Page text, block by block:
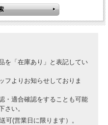
を「在庫あり」と表記してい
フよりお知らせしておりま
・適合確認をすることも可能
さい。
可(営業日に限ります）。